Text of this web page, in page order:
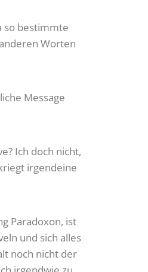
so bestimmte
Worten
Message
Ich doch nicht,
irgendeine
Paradoxon, ist
und sich alles
noch nicht der